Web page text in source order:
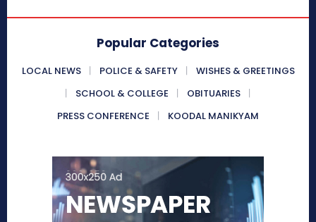
Popular Categories
LOCAL NEWS POLICE & SAFETY
WISHES & GREETINGS
SCHOOL & COLLEGE
OBITUARIES
PRESS CONFERENCE
KOODAL MANIKYAM